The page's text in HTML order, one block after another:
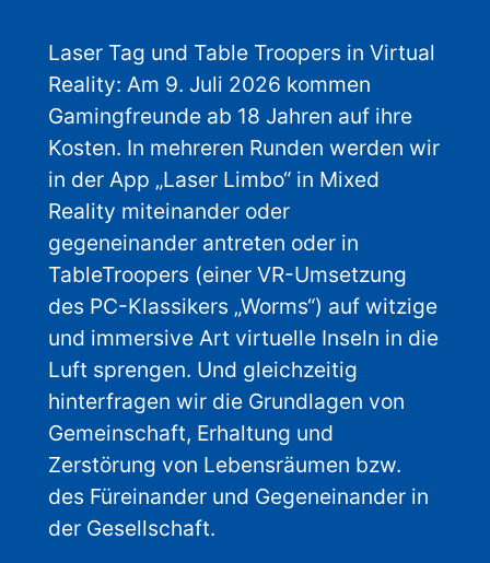
Laser Tag und Table Troopers in Virtual
Reality: Am 9. Juli 2026 kommen
Gamingfreunde ab 18 Jahren auf ihre
Kosten. In mehreren Runden werden wir
in der App „Laser Limbo“ in Mixed
Reality miteinander oder
gegeneinander antreten oder in
TableTroopers (einer VR-Umsetzung
des PC-Klassikers „Worms“) auf witzige
und immersive Art virtuelle Inseln in die
Luft sprengen. Und gleichzeitig
hinterfragen wir die Grundlagen von
Gemeinschaft, Erhaltung und
Zerstörung von Lebensräumen bzw.
des Füreinander und Gegeneinander in
der Gesellschaft.